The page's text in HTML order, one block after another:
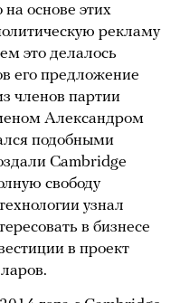
основе этих
рекламу
это делалось
его предложение
членов партии
Александром
подобными
Cambridge
свободу
узнал
в бизнесе
в проект